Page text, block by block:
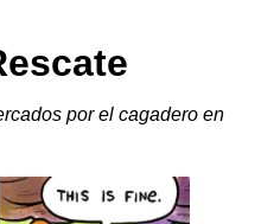
por el cagadero en